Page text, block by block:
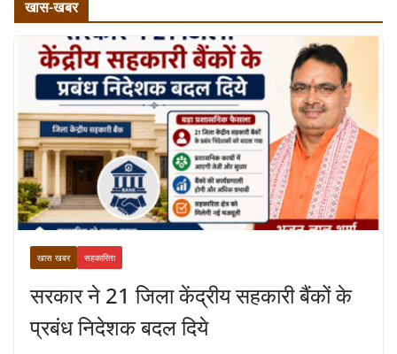
खास-खबर
खास खबर सहकारिता
सरकार ने 21 जिला केंद्रीय सहकारी बैंकों के
प्रबंध निदेशक बदल दिये